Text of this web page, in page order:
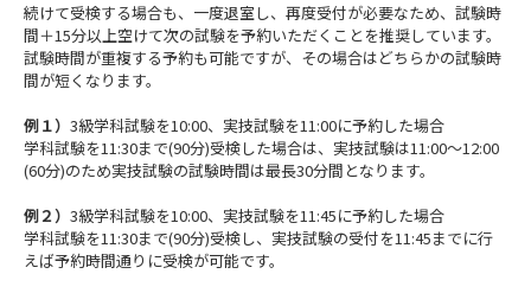
続けて受検する場合も、一度退室し、再度受付が必要なため、試験時
間＋15分以上空けて次の試験を予約いただくことを推奨しています。
試験時間が重複する予約も可能ですが、その場合はどちらかの試験時
間が短くなります。
例１） 3級学科試験を10:00、実技試験を11:00に予約した場合
学科試験を11:30まで(90分)受検した場合は、実技試験は11:00～12:00
(60分)のため実技試験の試験時間は最長30分間となります。
例２） 3級学科試験を10:00、実技試験を11:45に予約した場合
学科試験を11:30まで(90分)受検し、実技試験の受付を11:45までに行
えば予約時間通りに受検が可能です。